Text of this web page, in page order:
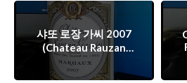
샤또 로장 가씨 2007
(Chateau Rauzan
Gassies)